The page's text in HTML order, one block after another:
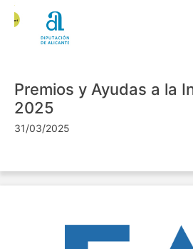
Premios y Ayudas a la
2025
31/03/2025